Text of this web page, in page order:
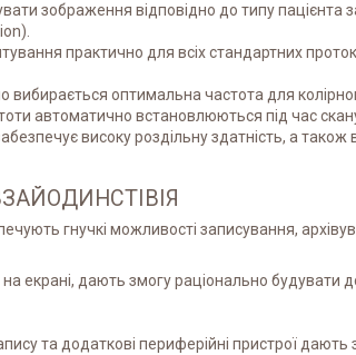
зображення відповідно до типу пацієнта
практично для всіх стандартних
оптимальна частота для
автоматично встановлюються під час
високу роздільну здатність, а також
гнучкі можливості записування,
екрані, дають змогу раціонально будувати
та додаткові периферійні пристрої